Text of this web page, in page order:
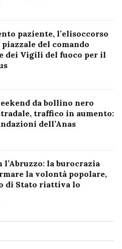
paziente, l’elisoccorso
del comando
dei Vigili del fuoco per il
da bollino nero
traffico in aumento:
dell’Anas
l’Abruzzo: la burocrazia
la volontà popolare,
di Stato riattiva lo